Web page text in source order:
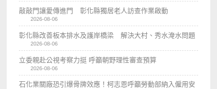
敲敲門讓愛傳進門 彰化縣獨居老人訪查作業啟動
2026-08-06
彰化縣改善板本排水及護岸橋梁 解決大村、秀水淹水問題
2026-08-06
立委親赴公視考察力挺 呼籲朝野理性審查預算
2026-08-06
石化業關廠恐引爆骨牌效應！柯志恩呼籲勞動部納入僱用安